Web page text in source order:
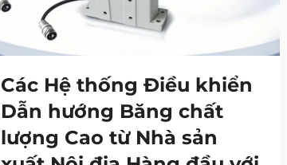
Các Hệ thống Điều khiển
Dẫn hướng Băng chất
lượng Cao từ Nhà sản